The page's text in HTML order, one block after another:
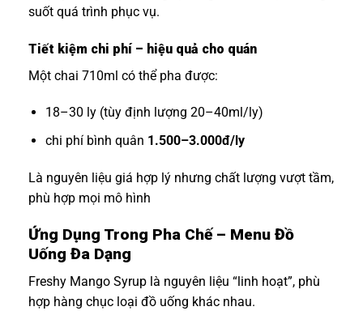
suốt quá trình phục vụ.
Tiết kiệm chi phí – hiệu quả cho quán
Một chai 710ml có thể pha được:
18–30 ly (tùy định lượng 20–40ml/ly)
chi phí bình quân 1.500–3.000đ/ly
Là nguyên liệu giá hợp lý nhưng chất lượng vượt tầm,
phù hợp mọi mô hình
Ứng Dụng Trong Pha Chế – Menu Đồ
Uống Đa Dạng
Freshy Mango Syrup là nguyên liệu “linh hoạt”, phù
hợp hàng chục loại đồ uống khác nhau.